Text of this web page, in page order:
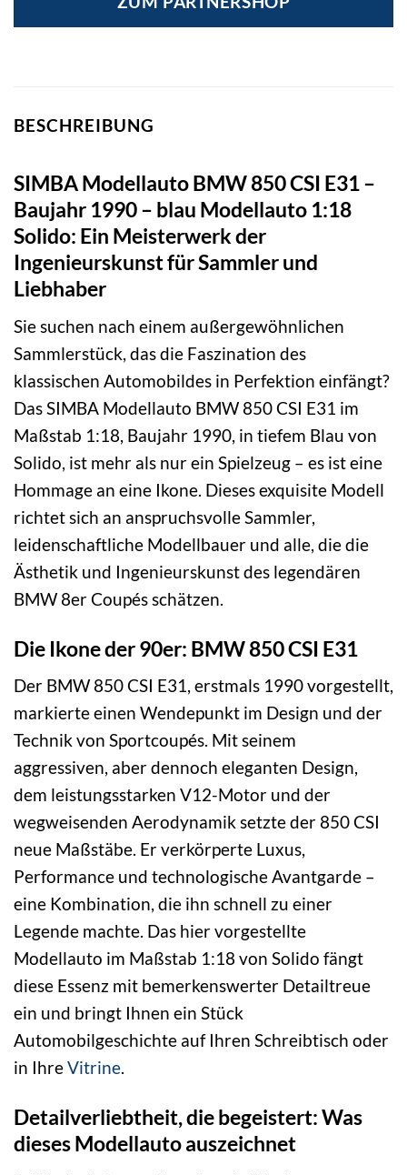
BESCHREIBUNG
SIMBA Modellauto BMW 850 CSI E31 –
Baujahr 1990 – blau Modellauto 1:18
Solido: Ein Meisterwerk der
Ingenieurskunst für Sammler und
Liebhaber
Sie suchen nach einem außergewöhnlichen
Sammlerstück, das die Faszination des
klassischen Automobildes in Perfektion einfängt?
Das SIMBA Modellauto BMW 850 CSI E31 im
Maßstab 1:18, Baujahr 1990, in tiefem Blau von
Solido, ist mehr als nur ein Spielzeug – es ist eine
Hommage an eine Ikone. Dieses exquisite Modell
richtet sich an anspruchsvolle Sammler,
leidenschaftliche Modellbauer und alle, die die
Ästhetik und Ingenieurskunst des legendären
BMW 8er Coupés schätzen.
Die Ikone der 90er: BMW 850 CSI E31
Der BMW 850 CSI E31, erstmals 1990 vorgestellt,
markierte einen Wendepunkt im Design und der
Technik von Sportcoupés. Mit seinem
aggressiven, aber dennoch eleganten Design,
dem leistungsstarken V12-Motor und der
wegweisenden Aerodynamik setzte der 850 CSI
neue Maßstäbe. Er verkörperte Luxus,
Performance und technologische Avantgarde –
eine Kombination, die ihn schnell zu einer
Legende machte. Das hier vorgestellte
Modellauto im Maßstab 1:18 von Solido fängt
diese Essenz mit bemerkenswerter Detailtreue
ein und bringt Ihnen ein Stück
Automobilgeschichte auf Ihren Schreibtisch oder
in IhreVitrine.
Detailverliebtheit, die begeistert: Was
dieses Modellauto auszeichnet